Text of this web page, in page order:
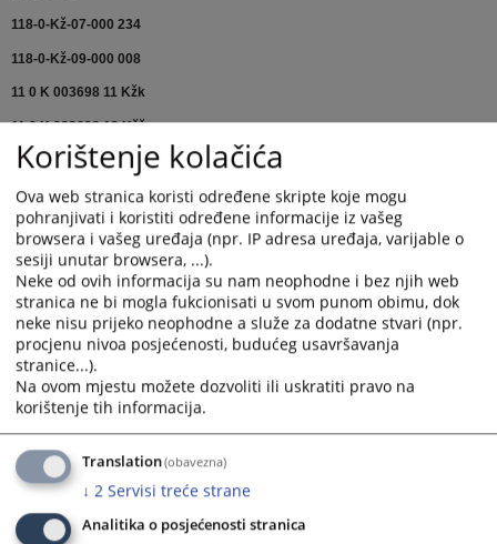
118-0-Kž-07-000 234
118-0-Kž-09-000 008
11 0 K 003698 11 Kžk
11 0 K 003698 12 Kžž
11 0 K 007906 12 Kž
11 0 K 016350 16 Kž
80 0 K 072890 17 Kžž SENTENCA SENTENCA 2
11 0 K 010380 17 Kž 3 SENTENCA
13 0 K 003961 18 Kž 3
71 0 K 017428 18 Kžž
13 0 K 003961 18 Kžž
Prikazana vijest je na
Korištenje kolačića
Ova web stranica koristi određene skripte koje mogu
pohranjivati i koristiti određene informacije iz vašeg
browsera i vašeg uređaja (npr. IP adresa uređaja, varijable o
sesiji unutar browsera, ...).
Neke od ovih informacija su nam neophodne i bez njih web
stranica ne bi mogla fukcionisati u svom punom obimu, dok
neke nisu prijeko neophodne a služe za dodatne stvari (npr.
procjenu nivoa posjećenosti, budućeg usavršavanja
stranice...).
Na ovom mjestu možete dozvoliti ili uskratiti pravo na
korištenje tih informacija.
Translation(obavezna)
↓ 2 Servisi treće strane
Analitika o posjećenosti stranica